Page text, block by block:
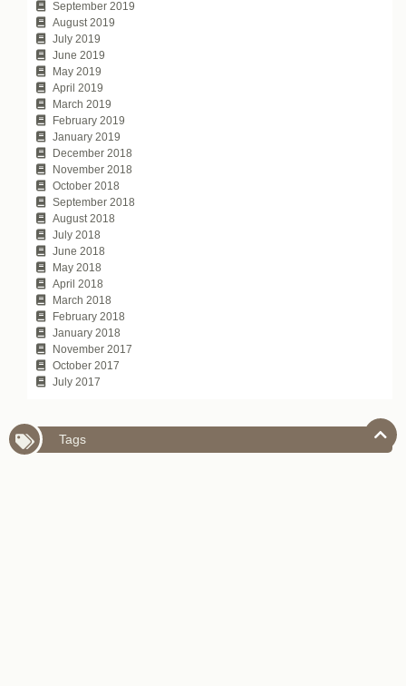
September 2019
August 2019
July 2019
June 2019
May 2019
April 2019
March 2019
February 2019
January 2019
December 2018
November 2018
October 2018
September 2018
August 2018
July 2018
June 2018
May 2018
April 2018
March 2018
February 2018
January 2018
November 2017
October 2017
July 2017
Tags